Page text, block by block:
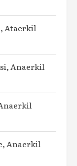
Ataerkil
Anaerkil
Anaerkil